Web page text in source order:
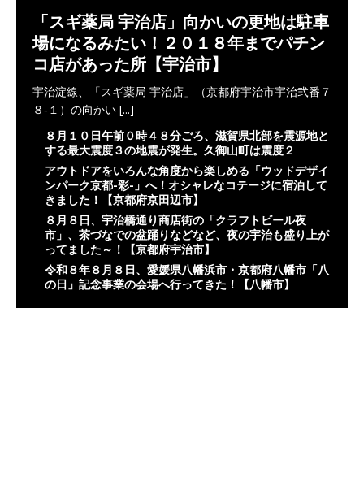
「スギ薬局 宇治店」向かいの更地は駐車
場になるみたい！２０１８年までパチン
コ店があった所【宇治市】
宇治淀線、「スギ薬局 宇治店」（京都府宇治市宇治弐番７
８‐１）の向かい [...]
８月１０日午前０時４８分ごろ、滋賀県北部を震源地と
する最大震度３の地震が発生。久御山町は震度２
アウトドアをいろんな角度から楽しめる「ウッドデザイ
ンパーク京都-彩-」へ！オシャレなコテージに宿泊して
きました！【京都府京田辺市】
８月８日、宇治橋通り商店街の「クラフトビール夜
市」、茶づなでの盆踊りなどなど、夜の宇治も盛り上が
ってました～！【京都府宇治市】
令和８年８月８日、愛媛県八幡浜市・京都府八幡市「八
の日」記念事業の会場へ行ってきた！【八幡市】